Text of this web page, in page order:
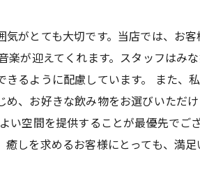
がとても大切です。当店では、お
が迎えてくれます。スタッフはみ
るように配慮しています。 また、
、お好きな飲み物をお選びいただ
空間を提供することが最優先でご
しを求めるお客様にとっても、満